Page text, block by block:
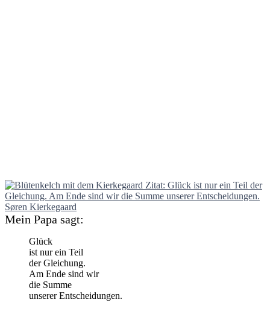
Mein Papa sagt:
Glück
ist nur ein Teil
der Gleichung.
Am Ende sind wir
die Summe
unserer Entscheidungen.